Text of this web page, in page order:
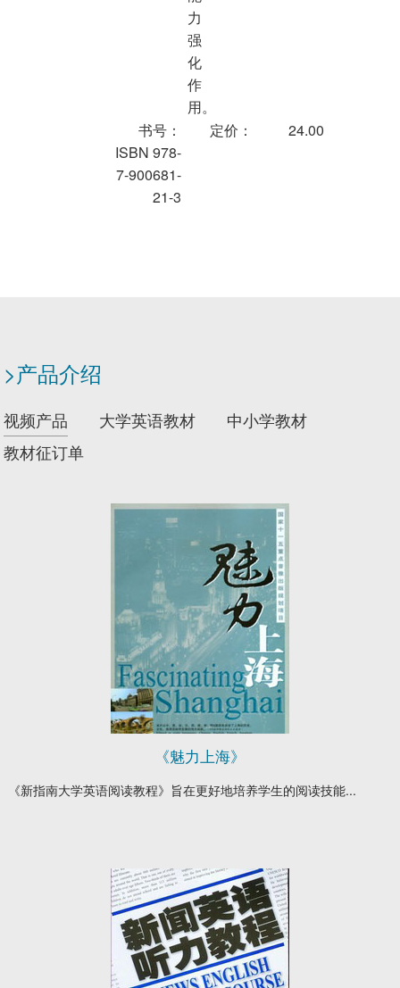
力
强
化
作
用。
书号：
ISBN 978-
7-900681-
21-3
定价： 24.00
>产品介绍
视频产品 大学英语教材
中小学教材
教材征订单
《魅力上海》
《新指南大学英语阅读教程》旨在更好地培养学生的阅读技能...